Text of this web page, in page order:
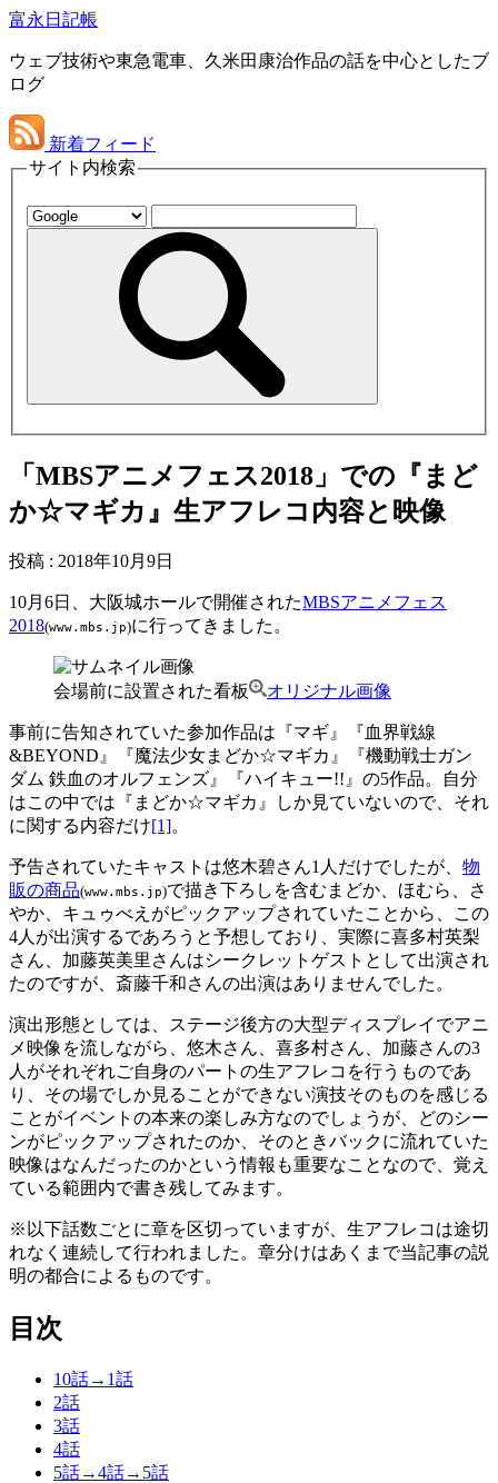
富永日記帳
ウェブ技術や東急電車、久米田康治作品の話を中心としたブ
ログ
新着フィード
サイト内検索
「MBSアニメフェス2018」での『まど
か☆マギカ』生アフレコ内容と映像
投稿 : 2018年10月9日
10月6日、大阪城ホールで開催されたMBSアニメフェス
2018(www.mbs.jp)に行ってきました。
会場前に設置された看板 オリジナル画像
事前に告知されていた参加作品は『マギ』『血界戦線
&BEYOND』『魔法少女まどか☆マギカ』『機動戦士ガン
ダム 鉄血のオルフェンズ』『ハイキュー!!』の5作品。自分
はこの中では『まどか☆マギカ』しか見ていないので、それ
に関する内容だけ[1]。
予告されていたキャストは悠木碧さん1人だけでしたが、 物
販の商品(www.mbs.jp)で描き下ろしを含むまどか、ほむら、さ
やか、キュゥべえがピックアップされていたことから、この
4人が出演するであろうと予想しており、実際に喜多村英梨
さん、加藤英美里さんはシークレットゲストとして出演され
たのですが、斎藤千和さんの出演はありませんでした。
演出形態としては、ステージ後方の大型ディスプレイでアニ
メ映像を流しながら、悠木さん、喜多村さん、加藤さんの3
人がそれぞれご自身のパートの生アフレコを行うものであ
り、その場でしか見ることができない演技そのものを感じる
ことがイベントの本来の楽しみ方なのでしょうが、どのシー
ンがピックアップされたのか、そのときバックに流れていた
映像はなんだったのかという情報も重要なことなので、覚え
ている範囲内で書き残してみます。
※以下話数ごとに章を区切っていますが、生アフレコは途切
れなく連続して行われました。章分けはあくまで当記事の説
明の都合によるものです。
目次
10話→1話
2話
3話
4話
5話→4話→5話